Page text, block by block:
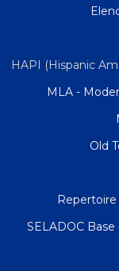
HAPI (Hispanic
MLA -
Old
Repertoire
SELADOC